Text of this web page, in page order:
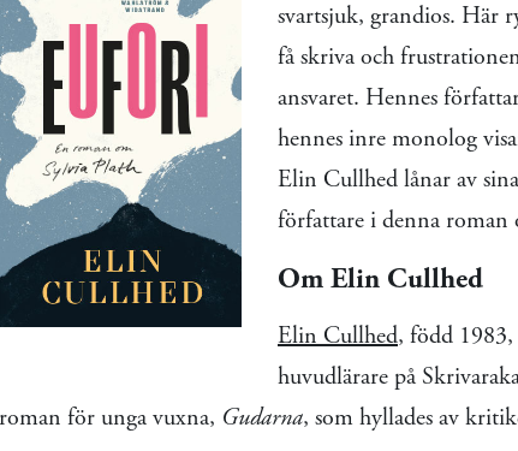
svartsjuk, grandios. Här
få skriva och
ansvaret. Hennes
hennes inre monolog
Elin Cullhed lånar av
författare i denna roman
Om Elin Cullhed
Elin Cullhed, född
huvudlärare på
roman för unga vuxna, Gudarna, som hyllades av